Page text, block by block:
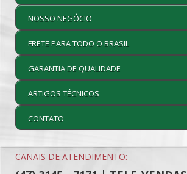
NOSSO NEGÓCIO
FRETE PARA TODO O BRASIL
GARANTIA DE QUALIDADE
ARTIGOS TÉCNICOS
CONTATO
CANAIS DE ATENDIMENTO: